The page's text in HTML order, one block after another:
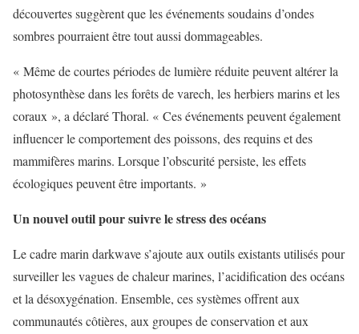
découvertes suggèrent que les événements soudains d’ondes
sombres pourraient être tout aussi dommageables.
« Même de courtes périodes de lumière réduite peuvent altérer la
photosynthèse dans les forêts de varech, les herbiers marins et les
coraux », a déclaré Thoral. « Ces événements peuvent également
influencer le comportement des poissons, des requins et des
mammifères marins. Lorsque l’obscurité persiste, les effets
écologiques peuvent être importants. »
Un nouvel outil pour suivre le stress des océans
Le cadre marin darkwave s’ajoute aux outils existants utilisés pour
surveiller les vagues de chaleur marines, l’acidification des océans
et la désoxygénation. Ensemble, ces systèmes offrent aux
communautés côtières, aux groupes de conservation et aux